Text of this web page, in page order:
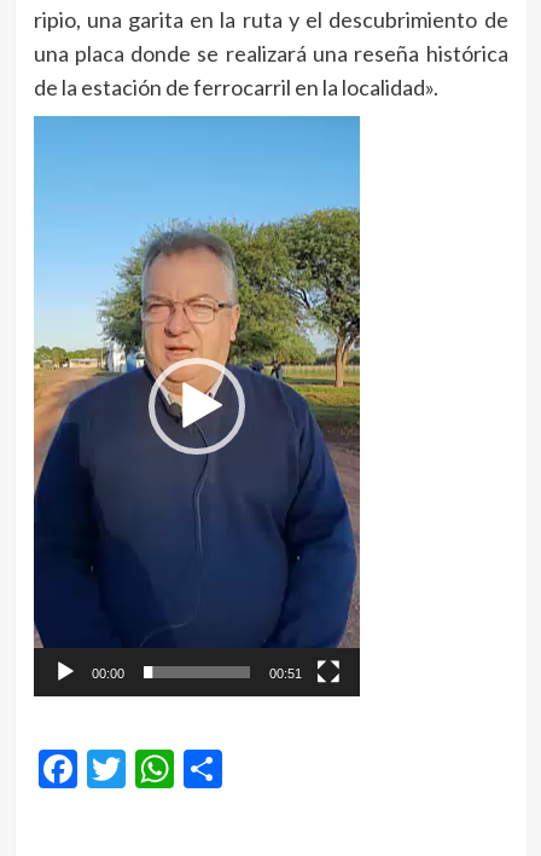
ripio, una garita en la ruta y el descubrimiento de
una placa donde se realizará una reseña histórica
de la estación de ferrocarril en la localidad».
00:00 00:51
Facebook
Twitter
WhatsApp
Compartir